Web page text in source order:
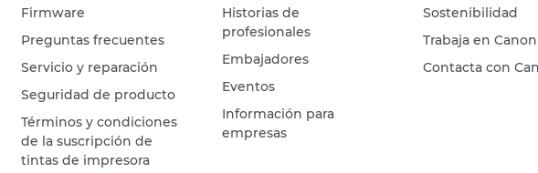
Firmware
Preguntas frecuentes
Servicio y reparación
Seguridad de producto
Términos y condiciones
de la suscripción de
tintas de impresora
Historias de
profesionales
Embajadores
Eventos
Información para
empresas
Sostenibilidad
Trabaja en Canon
Contacta con